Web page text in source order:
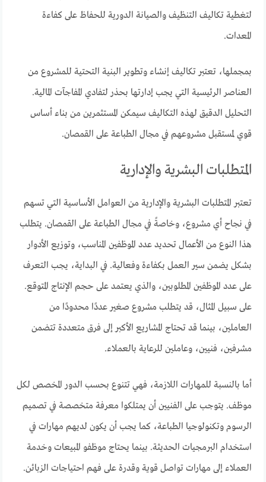
لتغطية تكاليف التنظيف والصيانة الدورية للحفاظ على كفاءة
المعدات.
بمجملها، تعتبر تكاليف إنشاء وتطوير البنية التحتية للمشروع من
العناصر الرئيسية التي يجب إدارتها بحذر لتفادي المفاجآت المالية.
التحليل الدقيق لهذه التكاليف سيمكن المستثمرين من بناء أساس
قوي لمستقبل مشروعهم في مجال الطباعة على القمصان.
المتطلبات البشرية والإدارية
تعتبر المتطلبات البشرية والإدارية من العوامل الأساسية التي تسهم
في نجاح أي مشروع، وخاصةً في مجال الطباعة على القمصان. يتطلب
هذا النوع من الأعمال تحديد عدد الموظفين المناسب، وتوزيع الأدوار
بشكل يضمن سير العمل بكفاءة وفعالية. في البداية، يجب التعرف
على عدد الموظفين المطلوبين، والذي يعتمد على حجم الإنتاج المتوقع.
على سبيل المثال، قد يتطلب مشروع صغير عددًا محدودًا من
العاملين، بينما قد تحتاج المشاريع الأكبر إلى فرق متعددة تتضمن
مشرفين، فنيين، وعاملين للرعاية بالعملاء.
أما بالنسبة للمهارات اللازمة، فهي تتنوع بحسب الدور المخصص لكل
موظف. يتوجب على الفنيين أن يمتلكوا معرفة متخصصة في تصميم
الرسوم وتكنولوجيا الطباعة، كما يجب أن يكون لديهم مهارات في
استخدام البرمجيات الحديثة. بينما يحتاج موظفو المبيعات وخدمة
العملاء إلى مهارات تواصل قوية وقدرة على فهم احتياجات الزبائن.